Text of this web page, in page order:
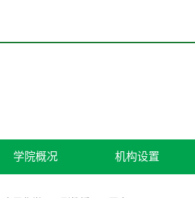
学院概况 机构设置